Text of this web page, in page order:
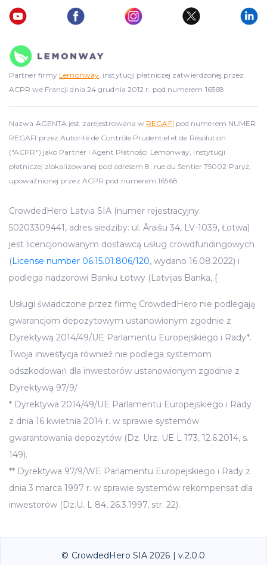
Partner firmy Lemonway, instytucji płatniczej zatwierdzonej przez
ACPR we Francji dnia 24 grudnia 2012 r. pod numerem 16568.
Nazwa AGENTA jest zarejestrowana w REGAFI pod numerem NUMER
REGAFI przez Autorité de Contrôle Prudentiel et de Résolution
("ACPR") jako Partner i Agent Płatności Lemonway, instytucji
płatniczej zlokalizowanej pod adresem 8, rue du Sentier 75002 Paryż,
upoważnionej przez ACPR pod numerem 16568.
CrowdedHero Latvia SIA (numer rejestracyjny:
50203309441, adres siedziby: ul. Āraišu 34, LV-1039, Łotwa)
jest licencjonowanym dostawcą usług crowdfundingowych
(License number 06.15.01.806/120, wydano 16.08.2022) i
podlega nadzorowi Banku Łotwy (Latvijas Banka, {
Usługi świadczone przez firmę CrowdedHero nie podlegają
gwarancjom depozytowym ustanowionym zgodnie z
Dyrektywą 2014/49/UE Parlamentu Europejskiego i Rady*.
Twoja inwestycja również nie podlega systemom
odszkodowań dla inwestorów ustanowionym zgodnie z
Dyrektywą 97/9/
* Dyrektywa 2014/49/UE Parlamentu Europejskiego i Rady
z dnia 16 kwietnia 2014 r. w sprawie systemów
gwarantowania depozytów (Dz. Urz. UE L 173, 12.6.2014, s.
149).
** Dyrektywa 97/9/WE Parlamentu Europejskiego i Rady z
dnia 3 marca 1997 r. w sprawie systemów rekompensat dla
inwestorów (Dz.U. L 84, 26.3.1997, str. 22).
© CrowdedHero SIA 2026 | v.2.0.0